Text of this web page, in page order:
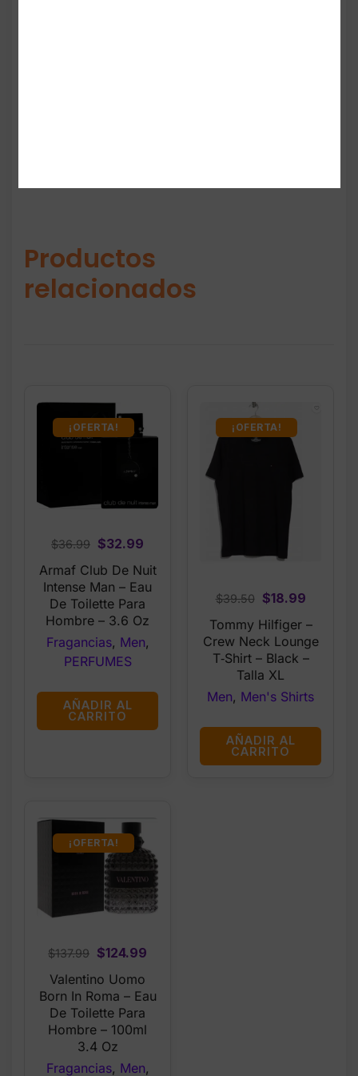
Productos
relacionados
¡OFERTA!
$36.99 Original
price
was:
$36.99.
$32.99
price
is:
$32.99.
Armaf Club De Nuit
Intense Man – Eau
De Toilette Para
Hombre – 3.6 Oz
Fragancias, Men,
PERFUMES
AÑADIR AL
CARRITO
¡OFERTA!
$39.50
Original
price
was:
$39.50.
$18.99Current
is:
$18.99.
Tommy Hilfiger –
Crew Neck Lounge
T‑Shirt – Black –
Talla XL
Men, Men's Shirts
AÑADIR AL
CARRITO
¡OFERTA!
$137.99 Original
price
was:
$137.99.
$124.99
is:
Valentino Uomo
Born In Roma – Eau
De Toilette Para
Hombre – 100ml
3.4 Oz
Fragancias, Men,